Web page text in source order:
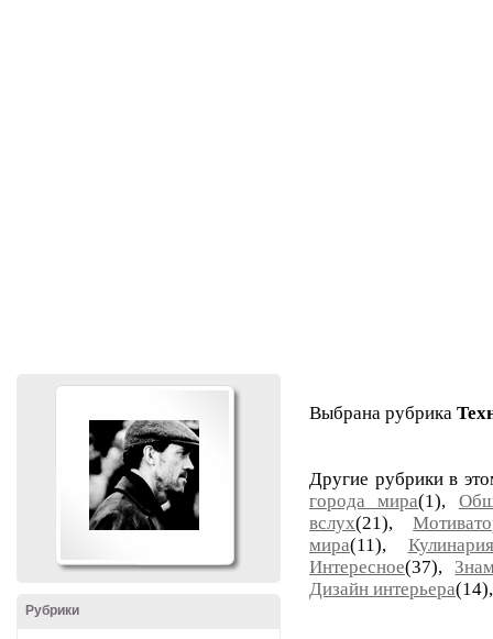
Рубрики
Выбрана рубрика
Другие рубрики в
города мира(1),
вслух(21),
мира(11), Кулинария
Интересное(37),
Дизайн интерьера